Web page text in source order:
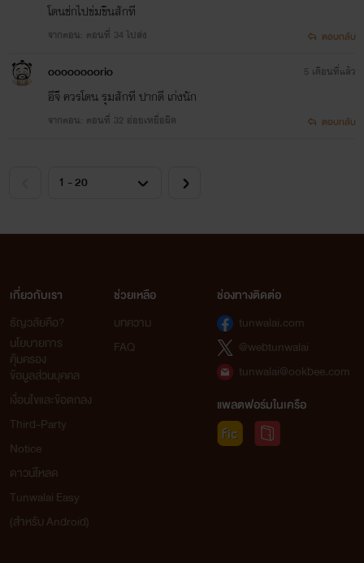
โดนช่กไปข่มขืนสักที
จากตอน: ตอนที่ 34 ไปส่ง ตอบกลับ
oooooooorio
อีจี ควรโดน รุมสักที ปากดี เก่งนัก
จากตอน: ตอนที่ 32 อ่อยเหยื่อผิด
5 เดือนที่แล้ว
ตอบกลับ
เกี่ยวกับเรา
ธัญวลัยคือ?
นโยบายการ
คุ้มครอง
ข้อมูลส่วนบุคคล
เงื่อนไขและข้อตกลง
Third-Party
Notice
ดาวน์โหลด
Tunwalai Easy
(สำหรับ Android)
ช่วยเหลือ
บทความ
FAQ
ช่องทางติดต่อ
tunwalai.com
@webtunwalai
tunwalai@ookbee.com
แพลตฟอร์มในเครือ